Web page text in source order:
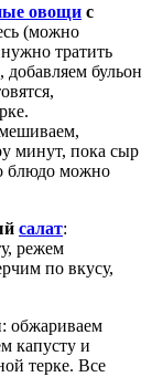
овощи с
(можно
тратить
добавляем бульон
минут, пока сыр
блюдо можно
салат:
режем
по вкусу,
: обжариваем
капусту и
терке. Все